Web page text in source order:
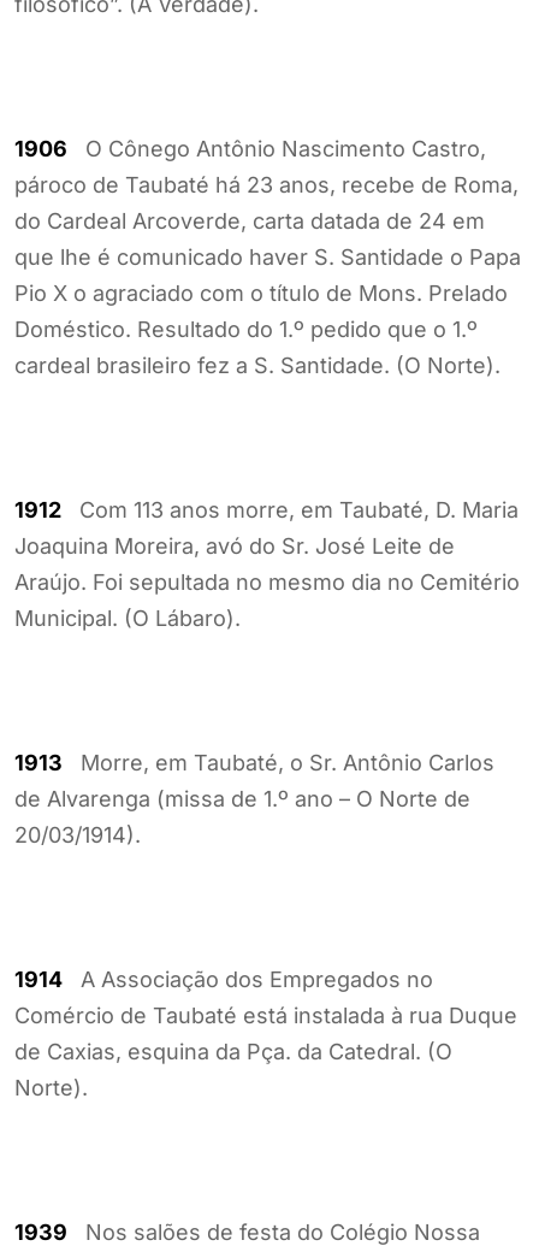
1906 O Cônego Antônio Nascimento Castro,
pároco de Taubaté há 23 anos, recebe de Roma,
do Cardeal Arcoverde, carta datada de 24 em
que lhe é comunicado haver S. Santidade o Papa
Pio X o agraciado com o título de Mons. Prelado
Doméstico. Resultado do 1.º pedido que o 1.º
cardeal brasileiro fez a S. Santidade. (O Norte).
1912 Com 113 anos morre, em Taubaté, D. Maria
Joaquina Moreira, avó do Sr. José Leite de
Araújo. Foi sepultada no mesmo dia no Cemitério
Municipal. (O Lábaro).
1913 Morre, em Taubaté, o Sr. Antônio Carlos
de Alvarenga (missa de 1.º ano – O Norte de
20/03/1914).
1914 A Associação dos Empregados no
Comércio de Taubaté está instalada à rua Duque
de Caxias, esquina da Pça. da Catedral. (O
Norte).
1939 Nos salões de festa do Colégio Nossa